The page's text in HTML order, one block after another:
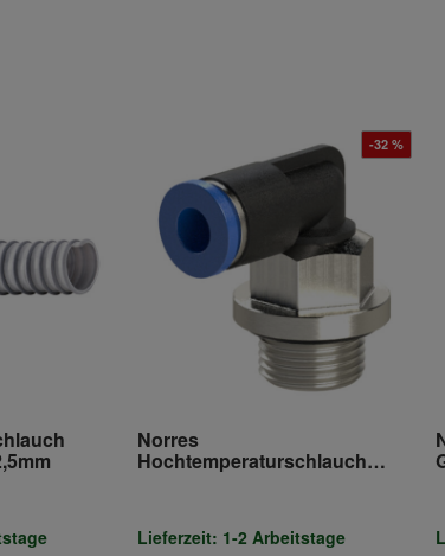
-32 %
Norres
Hochtemperaturschlauch
Lieferzeit: 1-2 Arbeitstage